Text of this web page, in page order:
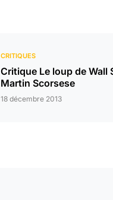
CRITIQUES
Critique Le loup de Wall
Martin Scorsese
18 décembre 2013